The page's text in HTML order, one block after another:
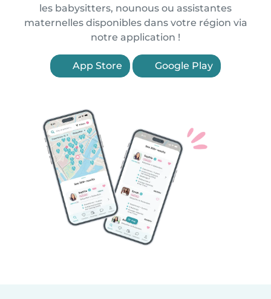
les babysitters, nounous ou assistantes
maternelles disponibles dans votre région via
notre application !
App Store Google Play